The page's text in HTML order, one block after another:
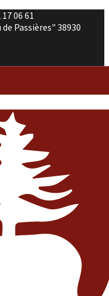
06 61
Passières" 38930